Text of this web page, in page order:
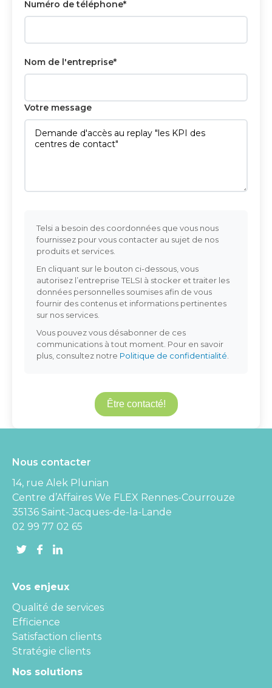
Numéro de téléphone*
Nom de l'entreprise*
Votre message
Telsi a besoin des coordonnées que vous nous
fournissez pour vous contacter au sujet de nos
produits et services.
En cliquant sur le bouton ci-dessous, vous
autorisez l’entreprise TELSI à stocker et traiter les
données personnelles soumises afin de vous
fournir des contenus et informations pertinentes
sur nos services.
Vous pouvez vous désabonner de ces
communications à tout moment. Pour en savoir
plus, consultez notre Politique de confidentialité
Être contacté!
Nous contacter
14, rue Alek Plunian
Centre d’Affaires We FLEX Rennes-Courrouze
35136 Saint-Jacques-de-la-Lande
02 99 77 02 65
Vos enjeux
Qualité de services
Efficience
Satisfaction clients
Stratégie clients
Nos solutions